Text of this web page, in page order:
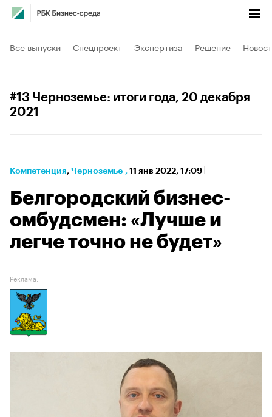
Все выпуски Спецпроект Экспертиза Решение
#13 Черноземье: итоги года, 20 декабря
2021
Компетенция⁠, Черноземье , 11 янв 2022, 17:09
Белгородский бизнес-
омбудсмен: «Лучше и
легче точно не будет»
Реклама: